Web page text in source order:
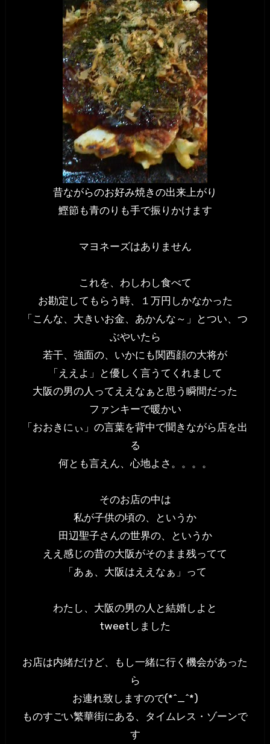
昔ながらのお好み焼きの出来上がり
鰹節も青のりも手で振りかけます
マヨネーズはありません
これを、わしわし食べて
お勘定してもらう時、１万円しかなかった
「こんな、大きいお金、あかんな～」とつい、つ
ぶやいたら
若干、強面の、いかにも関西顔の大将が
「ええよ」と優しく言うてくれまして
大阪の男の人ってええなぁと思う瞬間だった
ファンキーで暖かい
「おおきにぃ」の言葉を背中で聞きながら店を出
る
何とも言えん、心地よさ。。。。
そのお店の中は
私が子供の頃の、というか
田辺聖子さんの世界の、というか
ええ感じの昔の大阪がそのまま残ってて
「あぁ、大阪はええなぁ」って
わたし、大阪の男の人と結婚しよと
tweetしました
お店は内緒だけど、もし一緒に行く機会があった
ら
お連れ致しますので(*^_^*)
ものすごい繁華街にある、タイムレス・ゾーンで
す